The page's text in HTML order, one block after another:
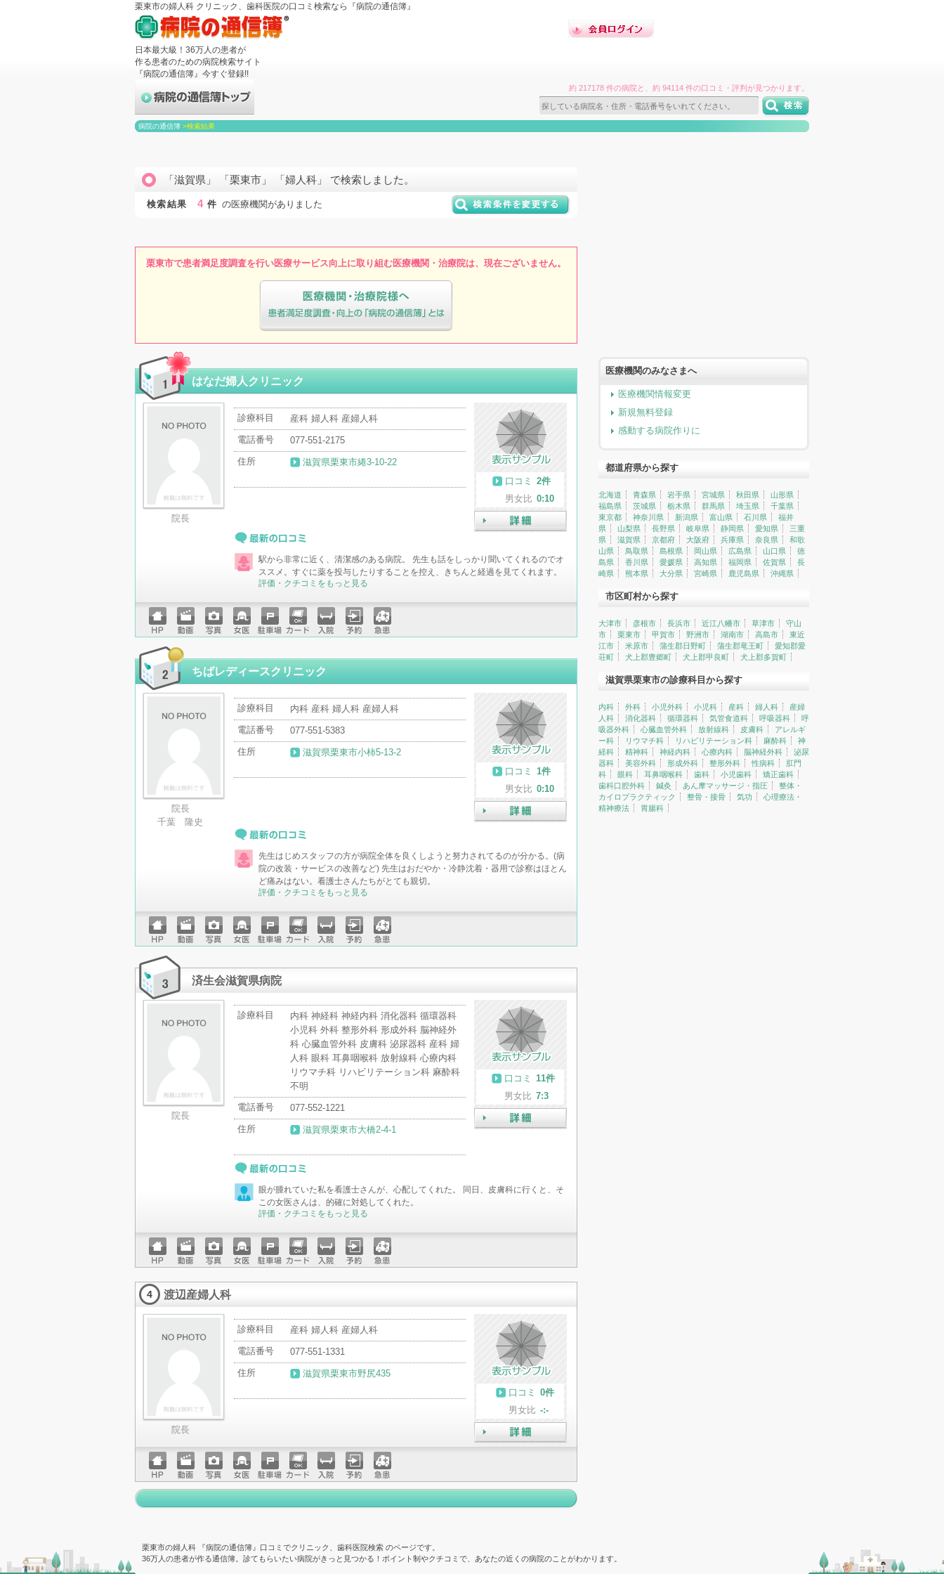
栗東市の婦人科 クリニック、歯科医院の口コミ検索なら『病院の通信簿』
日本最大級！36万人の患者が
作る患者のための病院検索サイト
『病院の通信簿』今すぐ登録!!
約 217178 件の病院と、約 94114 件の口コミ・評判が見つかります。
病院の通信簿 >検索結果
「滋賀県」 「栗東市」 「婦人科」 で検索しました。
検索結果 4件 の医療機関がありました
栗東市で患者満足度調査を行い医療サービス向上に取り組む医療機関・治療院は、現在ございません。
はなだ婦人クリニック
院長
診療科目
産科 婦人科 産婦人科
電話番号
077-551-2175
住所
滋賀県栗東市綣3-10-22
口コミ
2件
男女比 0:10
最新の口コミ駅から非常に近く、清潔感のある病院。 先生も話をしっかり聞いてくれるのでオ
ススメ。すぐに薬を投与したりすることを控え、きちんと経過を見てくれます。
評価・クチコミをもっと見る
ホーム
ページ
動画 写真 女医 駐車場クレジ
ード
入院 予約 急患
ちばレディースクリニック
院長
千葉 隆史
診療科目
内科 産科 婦人科 産婦人科
電話番号
077-551-5383
住所
滋賀県栗東市小柿5-13-2
口コミ
1件
男女比 0:10
最新の口コミ先生はじめスタッフの方が病院全体を良くしようと努力されてるのが分かる。(病
院の改装・サービスの改善など) 先生はおだやか・冷静沈着・器用で診察はほとん
ど痛みはない。看護士さんたちがとても親切。
評価・クチコミをもっと見る
ホーム
ページ
動画 写真 女医 駐車場クレジ入院 予約 急患
済生会滋賀県病院
院長
診療科目
内科 神経科 神経内科 消化器科 循環器科
小児科 外科 整形外科 形成外科 脳神経外
科 心臓血管外科 皮膚科 泌尿器科 産科 婦
人科 眼科 耳鼻咽喉科 放射線科 心療内科
リウマチ科 リハビリテーション科 麻酔科
不明
電話番号
077-552-1221
住所
滋賀県栗東市大橋2-4-1
口コミ
11件
男女比 7:3
最新の口コミ眼が腫れていた私を看護士さんが、心配してくれた。 同日、皮膚科に行くと、そ
この女医さんは、的確に対処してくれた。
評価・クチコミをもっと見る
ホーム
ページ
動画 写真 女医 駐車場クレジ
ットカ
入院 予約 急患
4 渡辺産婦人科
院長
診療科目
産科 婦人科 産婦人科
電話番号
077-551-1331
住所
滋賀県栗東市野尻435
口コミ
0件
男女比 -:-
詳細
ホーム
ページ
動画 写真 女医 駐車場クレジ
ットカ
ード
入院 予約 急患
医療機関のみなさまへ
医療機関情報変更
新規無料登録
感動する病院作りに
都道府県から探す
北海道 青森県 岩手県 宮城県 秋田県
山形県
福島県
茨城県 栃木県 群馬県 埼玉県
千葉県
東京都
神奈川県 新潟県 富山県 石川県
福井
県
山梨県 長野県 岐阜県 静岡県 愛知県
三重
県
滋賀県 京都府 大阪府 兵庫県 奈良県
和歌
山県
鳥取県 島根県 岡山県 広島県 山口県
徳
島県
香川県 愛媛県 高知県 福岡県 佐賀県
長
崎県
熊本県 大分県 宮崎県 鹿児島県 沖縄県
市区町村から探す
大津市 彦根市 長浜市 近江八幡市 草津市
守山
市
栗東市 甲賀市 野洲市 湖南市 高島市
東近
江市
米原市 蒲生郡日野町 蒲生郡竜王町
愛知郡愛
荘町
犬上郡豊郷町 犬上郡甲良町 犬上郡多賀町
滋賀県栗東市の診療科目から探す
内科 外科 小児外科 小児科 産科 婦人科
産婦
人科
消化器科 循環器科 気管食道科 呼吸器科
呼
吸器外科
心臓血管外科 放射線科 皮膚科
アレルギ
ー科
リウマチ科 リハビリテーション科 麻酔科
神
経科
精神科 神経内科 心療内科 脳神経外科
泌尿
器科
美容外科 形成外科 整形外科 性病科
肛門
科
眼科 耳鼻咽喉科 歯科 小児歯科
矯正歯科
歯科口腔外科
鍼灸 あん摩マッサージ・指圧
整体・
カイロプラクティック
整骨・接骨 気功
心理療法・
精神療法
胃腸科
栗東市の婦人科 『病院の通信簿』口コミでクリニック、歯科医院検索 のページです。
36万人の患者が作る通信簿。診てもらいたい病院がきっと見つかる！ポイント制やクチコミで、あなたの近くの病院のことがわかります。